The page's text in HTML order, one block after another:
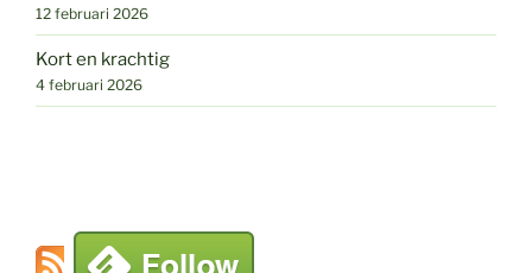
12 februari 2026
Kort en krachtig
4 februari 2026